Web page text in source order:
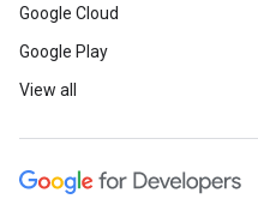
Google Cloud
Google Play
View all